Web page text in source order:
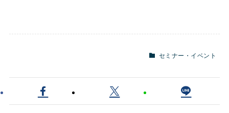
セミナー・イベント